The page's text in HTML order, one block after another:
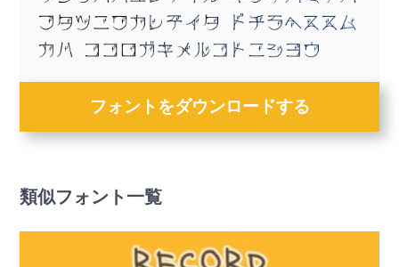
フォントをダウンロードする
類似フォント一覧